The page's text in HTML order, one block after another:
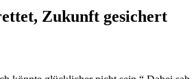
Zukunft gesichert